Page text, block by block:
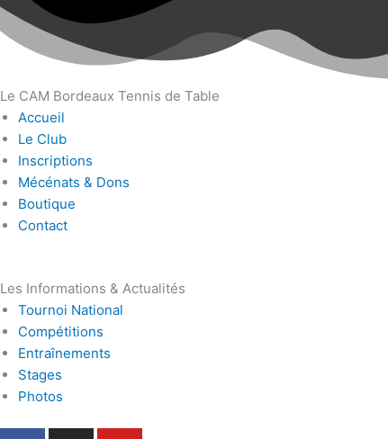
Le CAM Bordeaux Tennis de Table
Accueil
Le Club
Inscriptions
Mécénats & Dons
Boutique
Contact
Les Informations & Actualités
Tournoi National
Compétitions
Entraînements
Stages
Photos